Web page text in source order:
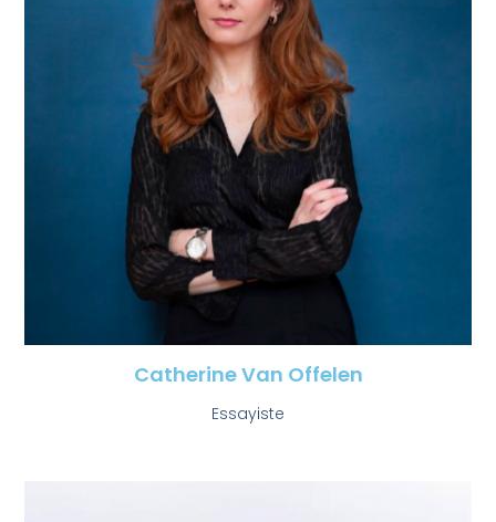
Catherine Van Offelen
Essayiste